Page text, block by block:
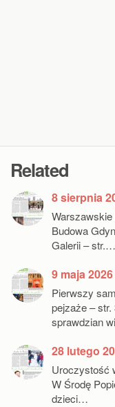
Related
8 sierpnia
Budowa
Galerii – str.…
9 maja 2026
Pierwszy
pejzaże – str.
sprawdzian
28 lutego
Uroczystość
W Środę
dzieci…